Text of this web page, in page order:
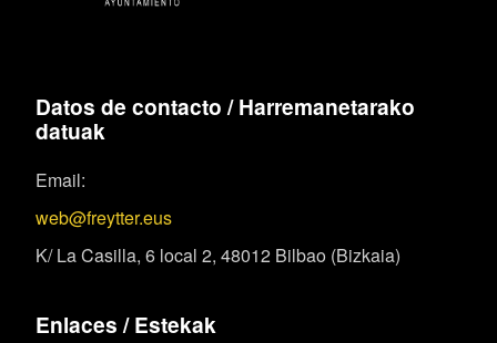
Datos de contacto / Harremanetarako
datuak
Email:
web@freytter.eus
K/ La Casilla, 6 local 2, 48012 Bilbao (Bizkaia)
Enlaces / Estekak